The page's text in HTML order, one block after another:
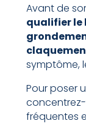
Avant de
qualifier le
symptôme,
Pour poser
concentrez-
fréquentes